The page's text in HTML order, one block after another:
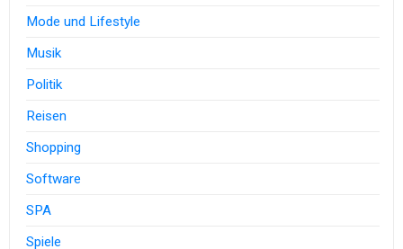
Mode und Lifestyle
Musik
Politik
Reisen
Shopping
Software
SPA
Spiele